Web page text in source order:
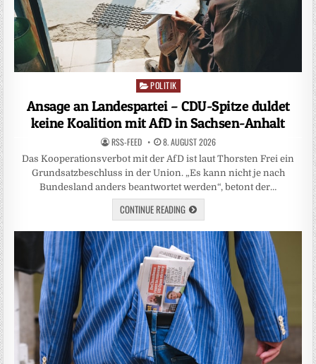
Posted
POLITIK
Ansage an Landespartei – CDU-Spitze duldet
keine Koalition mit AfD in Sachsen-Anhalt
RSS-FEED 8. AUGUST 2026
Das Kooperationsverbot mit der AfD ist laut Thorsten Frei ein
Grundsatzbeschluss in der Union. „Es kann nicht je nach
Bundesland anders beantwortet werden“, betont der…
CONTINUE READING